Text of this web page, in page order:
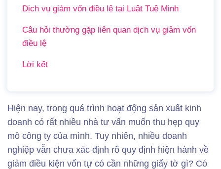
Dịch vụ giảm vốn điều lệ tại Luật Tuệ Minh
Câu hỏi thường gặp liên quan dịch vụ giảm vốn
điều lệ
Lời kết
Hiện nay, trong quá trình hoạt động sản xuất kinh
doanh có rất nhiều nhà tư vấn muốn thu hẹp quy
mô công ty của mình. Tuy nhiên, nhiều doanh
nghiệp vẫn chưa xác định rõ quy định hiện hành về
giảm điều kiện vốn tự có cần những giấy tờ gì? Có